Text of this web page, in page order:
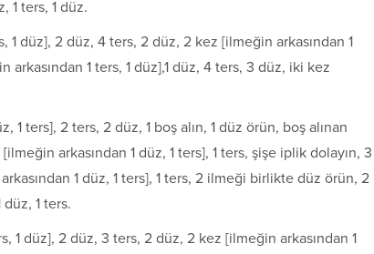
1 ters, 1 düz.
1 düz], 2 düz, 4 ters, 2 düz, 2 kez [ilmeğin arkasından 1
1 ters, 1 düz],1 düz, 4 ters, 3 düz, iki kez
1 ters], 2 ters, 2 düz, 1 boş alın, 1 düz örün, boş alınan
arkasından 1 düz, 1 ters], 1 ters, şişe iplik dolayın, 3
1 düz, 1 ters], 1 ters, 2 ilmeği birlikte düz örün, 2
1 ters.
1 düz], 2 düz, 3 ters, 2 düz, 2 kez [ilmeğin arkasından 1